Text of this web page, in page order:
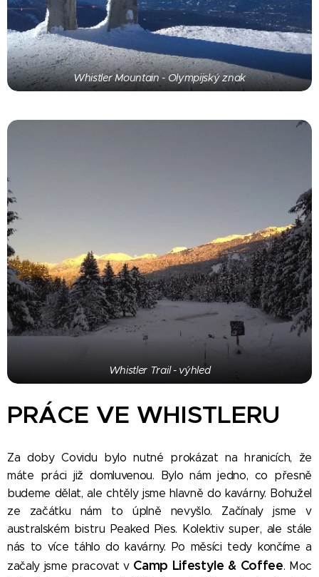
Whistler Mountain - Olympijský znak
Whistler Trail - výhled
PRÁCE VE WHISTLERU
Za doby Covidu bylo nutné prokázat na hranicích, že
máte práci již domluvenou. Bylo nám jedno, co přesně
budeme dělat, ale chtěly jsme hlavně do kavárny. Bohužel
ze začátku nám to úplně nevyšlo. Začínaly jsme v
australském bistru Peaked Pies. Kolektiv super, ale stále
nás to více táhlo do kavárny. Po měsíci tedy končíme a
začaly jsme pracovat v Camp Lifestyle & Coffee. Moc